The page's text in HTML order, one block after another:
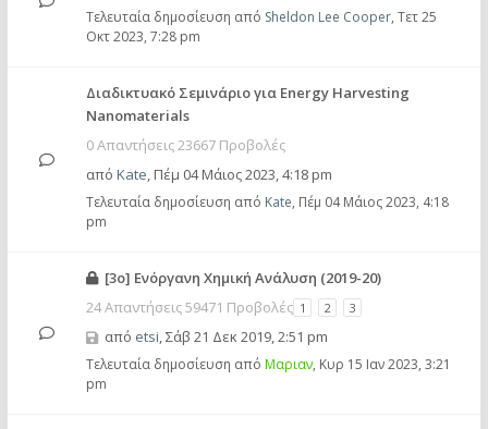
Τελευταία δημοσίευση από Sheldon Lee Cooper, Τετ 25
Οκτ 2023, 7:28 pm
Διαδικτυακό Σεμινάριο για Energy Harvesting
Nanomaterials
0 Απαντήσεις 23667 Προβολές
από Kate, Πέμ 04 Μάιος 2023, 4:18 pm
Τελευταία δημοσίευση από Kate, Πέμ 04 Μάιος 2023, 4:18
pm
[3ο] Ενόργανη Χημική Ανάλυση (2019-20)
24 Απαντήσεις 59471 Προβολές 1 2 3
από etsi,Σάβ 21 Δεκ 2019, 2:51 pm
Τελευταία δημοσίευση από Μαριαν, Κυρ 15 Ιαν 2023, 3:21
pm